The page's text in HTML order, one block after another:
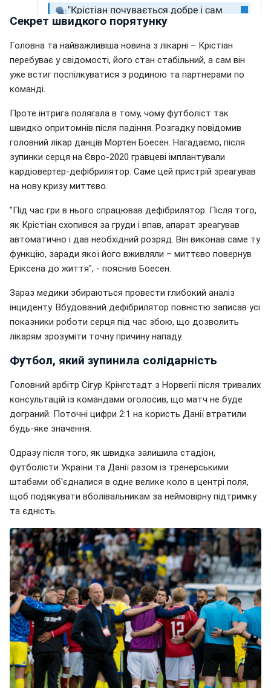
Секрет швидкого порятунку
Головна та найважливіша новина з лікарні – Крістіан
перебуває у свідомості, його стан стабільний, а сам він
уже встиг поспілкуватися з родиною та партнерами по
команді.
Проте інтрига полягала в тому, чому футболіст так
швидко опритомнів після падіння. Розгадку повідомив
головний лікар данців Мортен Боесен. Нагадаємо, після
зупинки серця на Євро-2020 гравцеві імплантували
кардіовертер-дефібрилятор. Саме цей пристрій зреагував
на нову кризу миттєво.
"Під час гри в нього спрацював дефібрилятор. Після того,
як Крістіан схопився за груди і впав, апарат зреагував
автоматично і дав необхідний розряд. Він виконав саме ту
функцію, заради якої його вживляли – миттєво повернув
Еріксена до життя", - пояснив Боесен.
Зараз медики збираються провести глибокий аналіз
інциденту. Вбудований дефібрилятор повністю записав усі
показники роботи серця під час збою, що дозволить
лікарям зрозуміти точну причину нападу.
Футбол, який зупинила солідарність
Головний арбітр Сігур Крінгстадт з Норвегії після тривалих
консультацій із командами оголосив, що матч не буде
дограний. Поточні цифри 2:1 на користь Данії втратили
будь-яке значення.
Одразу після того, як швидка залишила стадіон,
футболісти України та Данії разом із тренерськими
штабами об'єдналися в одне велике коло в центрі поля,
щоб подякувати вболівальникам за неймовірну підтримку
та єдність.